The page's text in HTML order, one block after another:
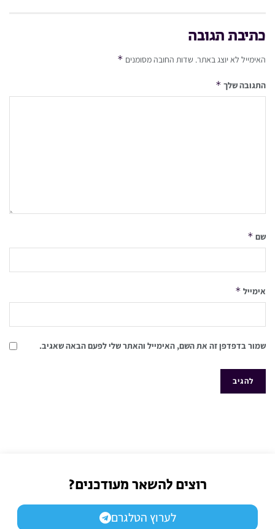
כתיבת תגובה
האימייל לא יוצג באתר. שדות החובה מסומנים *
התגובה שלך *
שם *
אימייל *
שמור בדפדפן זה את השם, האימייל והאתר שלי לפעם הבאה שאגיב.
רוצים להשאר מעודכנים?
לערוץ הטלגרם